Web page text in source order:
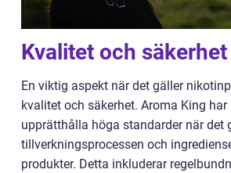
Kvalitet och säkerhet
En viktig aspekt när det gäller
kvalitet och säkerhet. Aroma King
upprätthålla höga standarder när det
tillverkningsprocessen och
produkter. Detta inkluderar